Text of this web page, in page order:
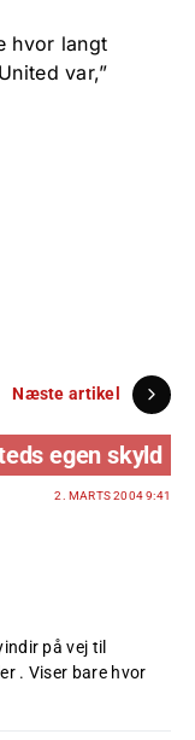
hvor langt
var,”
Næste artikel
egen skyld
2. MARTS 2004 9:41
på vej til
. Viser bare hvor